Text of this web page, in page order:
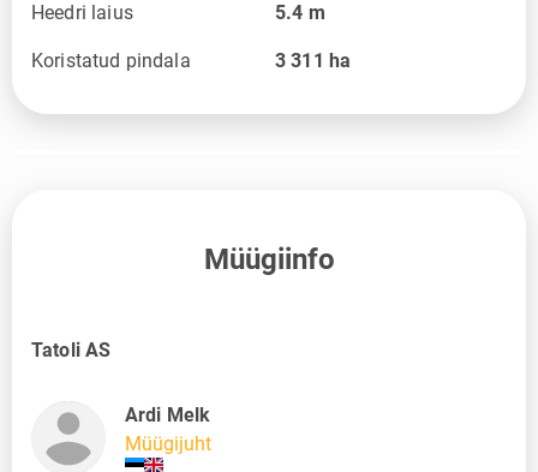
Heedri laius 5.4 m
Koristatud pindala 3 311 ha
Müügiinfo
Tatoli AS
Ardi Melk
Müügijuht